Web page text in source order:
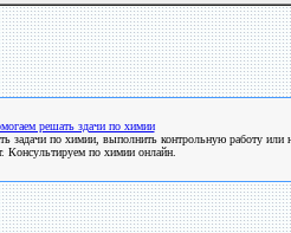
решать здачи по химии
задачи по химии, выполнить контрольную работу или
Консультируем по химии онлайн.